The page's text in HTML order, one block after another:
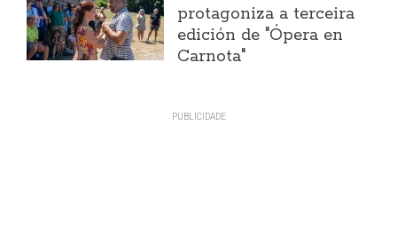
protagoniza a terceira
edición de "Ópera en
Carnota"